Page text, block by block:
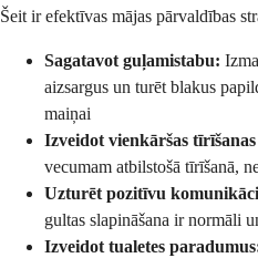
Šeit ir efektīvas mājas pārvaldības
Sagatavot guļamistabu:
aizsargus un turēt blakus
maiņai
Izveidot vienkāršas
vecumam atbilstošā tīrīšanā,
Uzturēt pozitīvu
gultas slapināšana ir normāli
Izveidot tualetes